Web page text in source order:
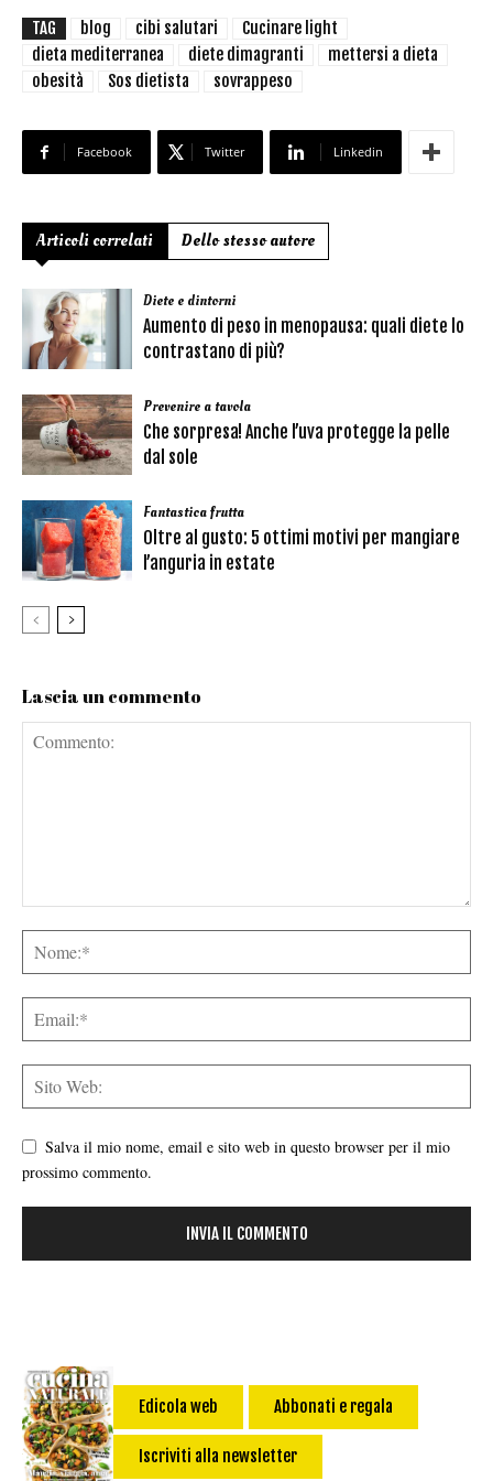
TAG blog cibi salutari
Cucinare light
dieta mediterranea
diete dimagranti
mettersi a dieta
obesità
Sos dietista sovrappeso
Facebook Twitter Linkedin
Articoli correlati Dello stesso autore
Diete e dintorni
Aumento di peso in menopausa: quali diete lo
contrastano di più?
Prevenire a tavola
Che sorpresa! Anche l’uva protegge la pelle
dal sole
Fantastica frutta
Oltre al gusto: 5 ottimi motivi per mangiare
l’anguria in estate
Lascia un commento
Salva il mio nome, email e sito web in questo browser per il mio
prossimo commento.
Edicola web Abbonati e regala
Iscriviti alla newsletter